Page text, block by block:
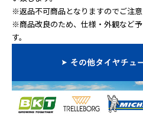
※返品不可商品となりますのでご注意
※商品改良のため、仕様・外観など
す。